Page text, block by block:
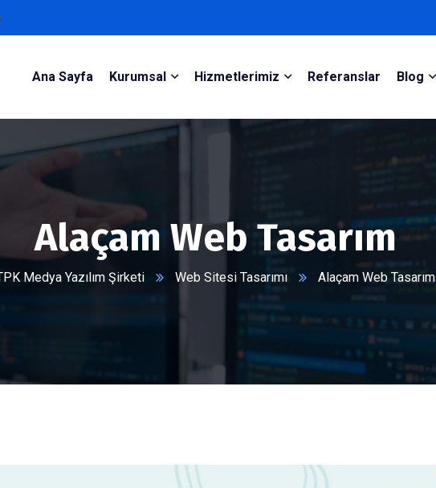
Ana Sayfa Kurumsal Hizmetlerimiz Referanslar Blog
Alaçam Web Tasarım
Medya Yazılım Şirketi Web Sitesi Tasarımı Alaçam Web Tasarım